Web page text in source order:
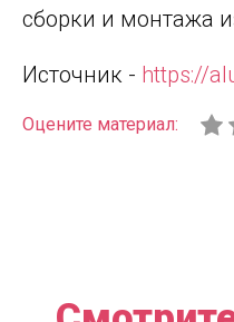
сборки и монтажа
Источник - https://
Оцените материал: